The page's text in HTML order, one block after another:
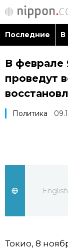
Последние
Фото/Видео
Последние В
В феврале
проведут
Политика
English
Токио, 8